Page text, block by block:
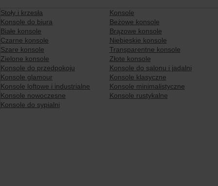
Stoły i krzesła
Konsole
Konsole do biura
Beżowe konsole
Białe konsole
Brązowe konsole
Czarne konsole
Niebieskie konsole
Szare konsole
Transparentne konsole
Zielone konsole
Złote konsole
Konsole do przedpokoju
Konsole do salonu i jadalni
Konsole glamour
Konsole klasyczne
Konsole loftowe i industrialne
Konsole minimalistyczne
Konsole nowoczesne
Konsole rustykalne
Konsole do sypialni